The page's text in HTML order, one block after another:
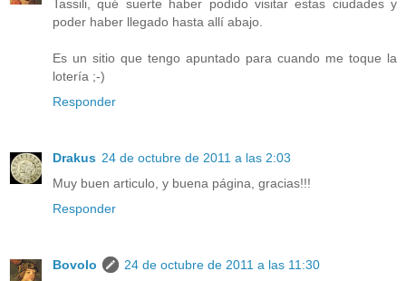
Tassili, qué suerte haber podido visitar estas ciudades y
poder haber llegado hasta allí abajo.
Es un sitio que tengo apuntado para cuando me toque la
lotería ;-)
Responder
Drakus 24 de octubre de 2011 a las 2:03
Muy buen articulo, y buena página, gracias!!!
Responder
Bovolo
24 de octubre de 2011 a las 11:30